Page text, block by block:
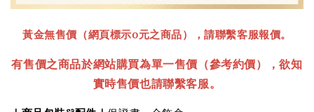
黃金無售價（網頁標示0元之商品），請聯繫客服報價。
有售價之商品於網站購買為單一售價 （參考約價）
，欲知
實時售價也請聯繫客服。